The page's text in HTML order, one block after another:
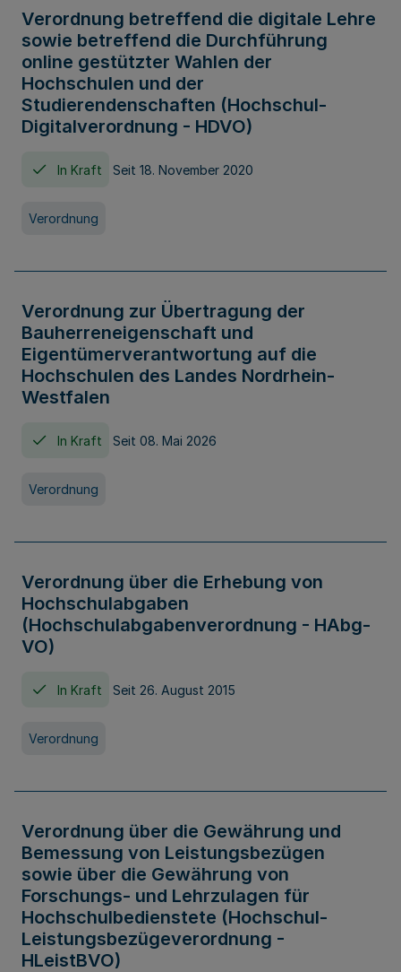
Verordnung betreffend die digitale Lehre
sowie betreffend die Durchführung
online gestützter Wahlen der
Hochschulen und der
Studierendenschaften (Hochschul-
Digitalverordnung - HDVO)
In Kraft Seit 18. November 2020
Verordnung
Verordnung zur Übertragung der
Bauherreneigenschaft und
Eigentümerverantwortung auf die
Hochschulen des Landes Nordrhein-
Westfalen
In Kraft Seit 08. Mai 2026
Verordnung
Verordnung über die Erhebung von
Hochschulabgaben
(Hochschulabgabenverordnung - HAbg-
VO)
In Kraft Seit 26. August 2015
Verordnung
Verordnung über die Gewährung und
Bemessung von Leistungsbezügen
sowie über die Gewährung von
Forschungs- und Lehrzulagen für
Hochschulbedienstete (Hochschul-
Leistungsbezügeverordnung -
HLeistBVO)